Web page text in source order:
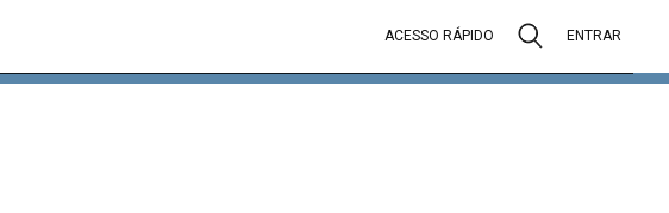
ACESSO RÁPIDO ENTRAR